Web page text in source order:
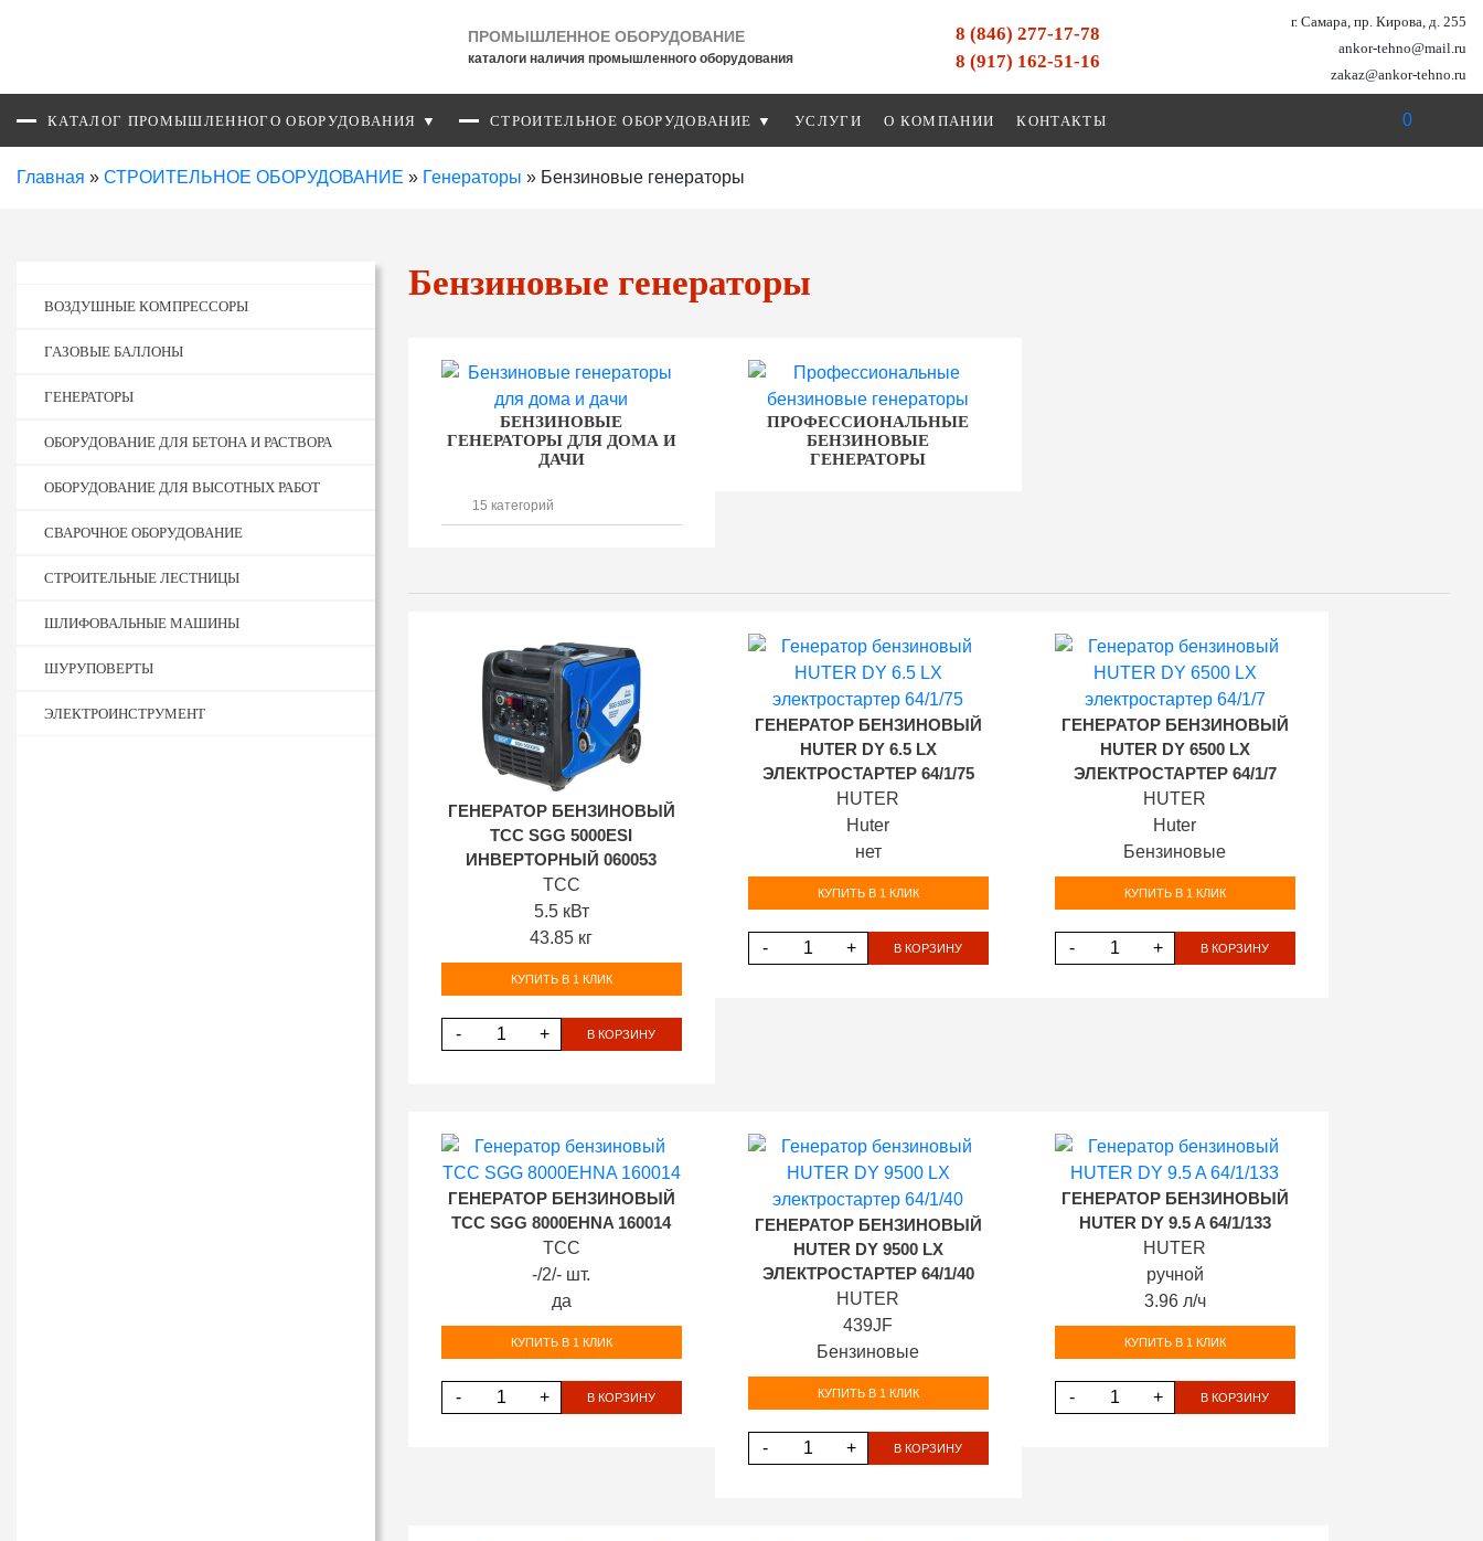
ПРОМЫШЛЕННОЕ ОБОРУДОВАНИЕ
каталоги наличия промышленного оборудования
8 (846) 277-17-78
8 (917) 162-51-16
г. Самара, пр. Кирова, д. 255
ankor-tehno@mail.ru
zakaz@ankor-tehno.ru
КАТАЛОГ ПРОМЫШЛЕННОГО ОБОРУДОВАНИЯ ▼ СТРОИТЕЛЬНОЕ ОБОРУДОВАНИЕ ▼ УСЛУГИ О КОМПАНИИ КОНТАКТЫ 0
Главная » СТРОИТЕЛЬНОЕ ОБОРУДОВАНИЕ » Генераторы » Бензиновые генераторы
ВОЗДУШНЫЕ КОМПРЕССОРЫ
ГАЗОВЫЕ БАЛЛОНЫ
ГЕНЕРАТОРЫ
ОБОРУДОВАНИЕ ДЛЯ БЕТОНА И РАСТВОРА
ОБОРУДОВАНИЕ ДЛЯ ВЫСОТНЫХ РАБОТ
СВАРОЧНОЕ ОБОРУДОВАНИЕ
СТРОИТЕЛЬНЫЕ ЛЕСТНИЦЫ
ШЛИФОВАЛЬНЫЕ МАШИНЫ
ШУРУПОВЕРТЫ
ЭЛЕКТРОИНСТРУМЕНТ
Бензиновые генераторы
БЕНЗИНОВЫЕ
ГЕНЕРАТОРЫ ДЛЯ ДОМА И
ДАЧИ
15 категорий
ПРОФЕССИОНАЛЬНЫЕ
БЕНЗИНОВЫЕ
ГЕНЕРАТОРЫ
ГЕНЕРАТОР БЕНЗИНОВЫЙ
ТСС SGG 5000ESI
ИНВЕРТОРНЫЙ 060053
ТСС
5.5 кВт
43.85 кг
КУПИТЬ В 1 КЛИК
- + В КОРЗИНУ
ГЕНЕРАТОР БЕНЗИНОВЫЙ
HUTER DY 6.5 LX
ЭЛЕКТРОСТАРТЕР 64/1/75
HUTER
Huter
нет
КУПИТЬ В 1 КЛИК
- + В КОРЗИНУ
ГЕНЕРАТОР БЕНЗИНОВЫЙ
HUTER DY 6500 LX
ЭЛЕКТРОСТАРТЕР 64/1/7
HUTER
Huter
Бензиновые
КУПИТЬ В 1 КЛИК
- + В КОРЗИНУ
ГЕНЕРАТОР БЕНЗИНОВЫЙ
ТСС SGG 8000EHNA 160014
ТСС
-/2/- шт.
да
КУПИТЬ В 1 КЛИК
- + В КОРЗИНУ
ГЕНЕРАТОР БЕНЗИНОВЫЙ
HUTER DY 9500 LX
ЭЛЕКТРОСТАРТЕР 64/1/40
HUTER
439JF
Бензиновые
КУПИТЬ В 1 КЛИК
- + В КОРЗИНУ
ГЕНЕРАТОР БЕНЗИНОВЫЙ
HUTER DY 9.5 A 64/1/133
HUTER
ручной
3.96 л/ч
КУПИТЬ В 1 КЛИК
- + В КОРЗИНУ